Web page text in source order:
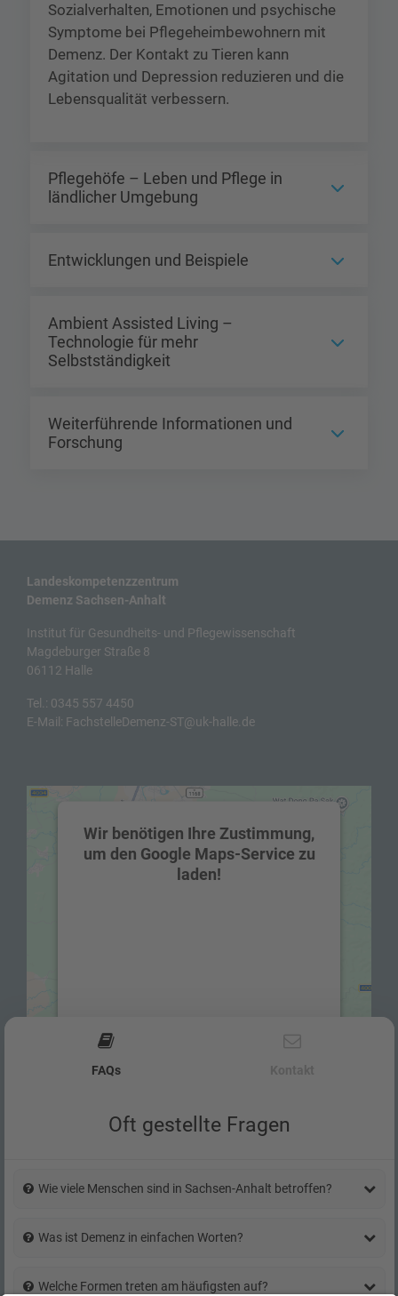
Sozialverhalten, Emotionen und psychische
Symptome bei Pflegeheimbewohnern mit
Demenz. Der Kontakt zu Tieren kann
Agitation und Depression reduzieren und die
Lebensqualität verbessern.
Pflegehöfe – Leben und Pflege in
ländlicher Umgebung
Entwicklungen und Beispiele
Ambient Assisted Living –
Technologie für mehr
Selbstständigkeit
Weiterführende Informationen und
Forschung
Landeskompetenzzentrum
Demenz Sachsen-Anhalt
Institut für Gesundheits- und Pflegewissenschaft
Magdeburger Straße 8
06112 Halle
Tel.: 0345 557 4450
E-Mail: FachstelleDemenz-ST@uk-halle.de
Wir benötigen Ihre Zustimmung,
um den Google Maps-Service zu
laden!
anzuzeigen.
Akzeptieren
Management Platform
eRecht24
Use arrow keys to move between tabs
FAQs
Oft gestellte Fragen
Wie viele Menschen sind in Sachsen-Anhalt betroffen?
Was ist Demenz in einfachen Worten?
Welche Formen treten am häufigsten auf?